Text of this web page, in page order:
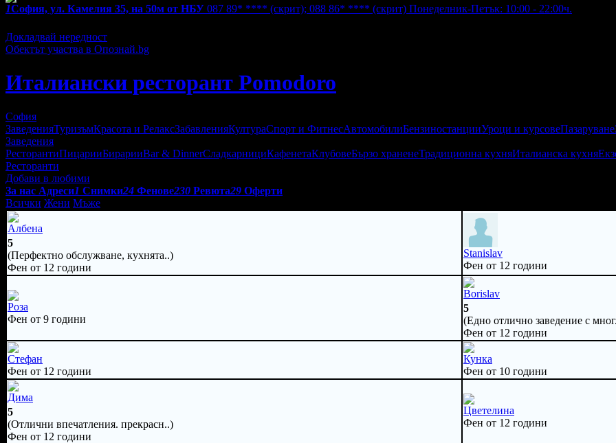
1София, ул. Камелия 35, на 50м от НБУ 087 89* **** (скрит); 088 86* **** (скрит) Понеделник-Петък: 10:00 - 22:00ч.
Докладвай нередност
Обектът участва в Опознай.bg
Италиански ресторант Pomodoro
София
ЗаведенияТуризъмКрасота и РелаксЗабавленияКултураСпорт и ФитнесАвтомобилиБензиностанцииУроци и курсовеПазаруване
Заведения
РесторантиПицарииБирарииBar & DinnerСладкарнициКафенетаКлубовеБързо храненеТрадиционна кухняИталианска кухня
Ресторанти
Добави в любими
За нас Адреси1 Снимки24 Фенове230 Ревюта29 Оферти
Всички Жени Мъже
Албена
5
(Перфектно обслужване, кухнята..)
Фен от 12 години
Stanislav
Фен от 12 години
Роза
Фен от 9 години
Borislav
5
(Едно отлично заведение с
Фен от 12 години
Стефан
Фен от 12 години
Кунка
Фен от 10 години
Дима
5
(Отлични впечатления. прекрасн..)
Фен от 12 години
Цветелина
Фен от 12 години